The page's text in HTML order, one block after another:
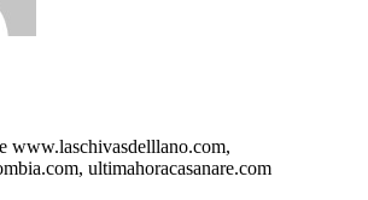
www.laschivasdelllano.com,
ultimahoracasanare.com